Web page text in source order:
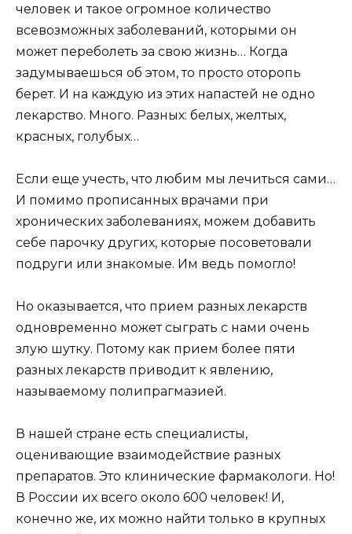
человек и такое огромное количество
всевозможных заболеваний, которыми он
может переболеть за свою жизнь… Когда
задумываешься об этом, то просто оторопь
берет. И на каждую из этих напастей не одно
лекарство. Много. Разных: белых, желтых,
красных, голубых…
Если еще учесть, что любим мы лечиться сами…
И помимо прописанных врачами при
хронических заболеваниях, можем добавить
себе парочку других, которые посоветовали
подруги или знакомые. Им ведь помогло!
Но оказывается, что прием разных лекарств
одновременно может сыграть с нами очень
злую шутку. Потому как прием более пяти
разных лекарств приводит к явлению,
называемому полипрагмазией.
В нашей стране есть специалисты,
оценивающие взаимодействие разных
препаратов. Это клинические фармакологи. Но!
В России их всего около 600 человек! И,
конечно же, их можно найти только в крупных